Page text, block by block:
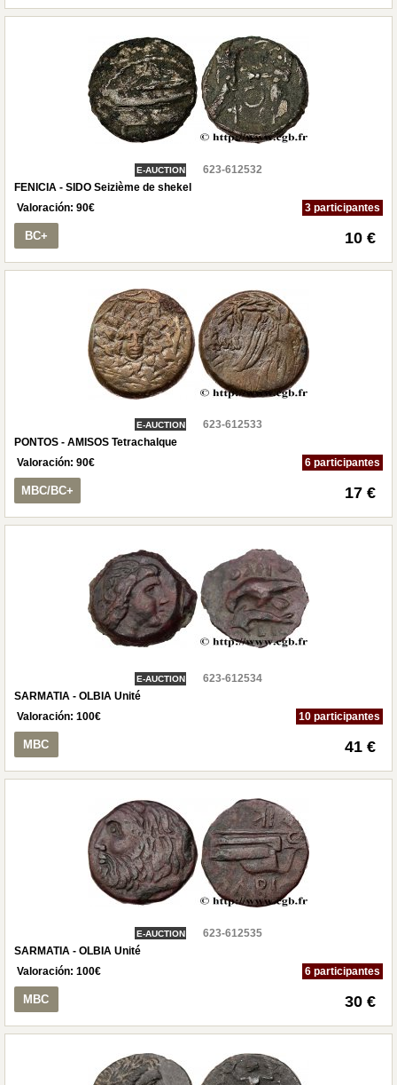
E-AUCTION
623-612532
FENICIA - SIDO Seizième de shekel
Valoración: 90€ 3 participantes
BC+ 10 €
E-AUCTION
623-612533
PONTOS - AMISOS Tetrachalque
Valoración: 90€ 6 participantes
MBC/BC+ 17 €
E-AUCTION
623-612534
SARMATIA - OLBIA Unité
Valoración: 100€ 10 participantes
MBC 41 €
E-AUCTION
623-612535
SARMATIA - OLBIA Unité
Valoración: 100€ 6 participantes
MBC 30 €